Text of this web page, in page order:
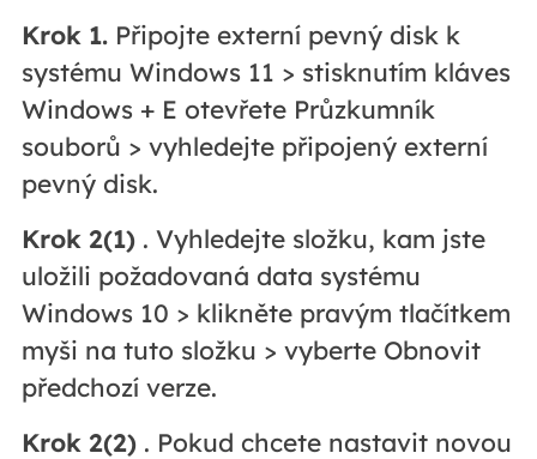
Krok 1.Připojte externí pevný disk k
systému Windows 11 > stisknutím kláves
Windows + E otevřete Průzkumník
souborů > vyhledejte připojený externí
pevný disk.
Krok 2(1). Vyhledejte složku, kam jste
uložili požadovaná data systému
Windows 10 > klikněte pravým tlačítkem
myši na tuto složku > vyberte Obnovit
předchozí verze.
Krok 2(2). Pokud chcete nastavit novou